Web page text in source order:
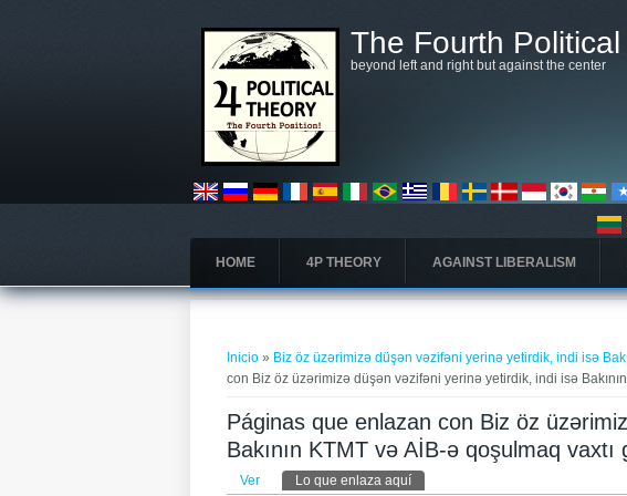
The Fourth
beyond left and right but against the center
HOME 4P THEORY AGAINST LIBERALISM
Inicio » Biz öz üzərimizə düşən vəzifəni yerinə yetirdik, indi isə
con Biz öz üzərimizə düşən vəzifəni yerinə yetirdik, indi isə
Páginas que enlazan con Biz öz
Bakının KTMT və AİB-ə qoşulmaq vaxtı
Solapas principales
Ver Lo que enlaza aquí